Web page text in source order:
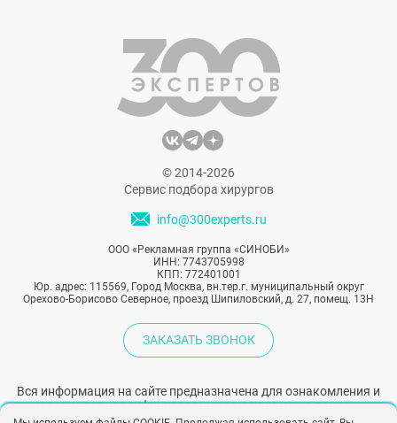
вмешательств. Эндоскопические
технологии в сочетании с эндотинами —
пластинами с зубцами для подтяжки кожи
— позволяют добиться
высококачественных результатов и
минимизировать реабилитационный
период.
© 2014-2026
Сервис подбора хирургов
info@300experts.ru
ООО «Рекламная группа «СИНОБИ»
ИНН: 7743705998
КПП: 772401001
Юр. адрес: 115569, Город Москва, вн.тер.г. муниципальный округ
Орехово-Борисово Северное, проезд Шипиловский, д. 27, помещ. 13Н
ЗАКАЗАТЬ ЗВОНОК
Вся информация на сайте предназначена для ознакомления и
не заменяет квалифицированную медицинскую помощь.